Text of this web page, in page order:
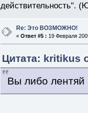
действительность".
Re: Это ВОЗМОЖНО!
« Ответ #5 : 19 Февраля
Цитата: kritikus
Вы либо